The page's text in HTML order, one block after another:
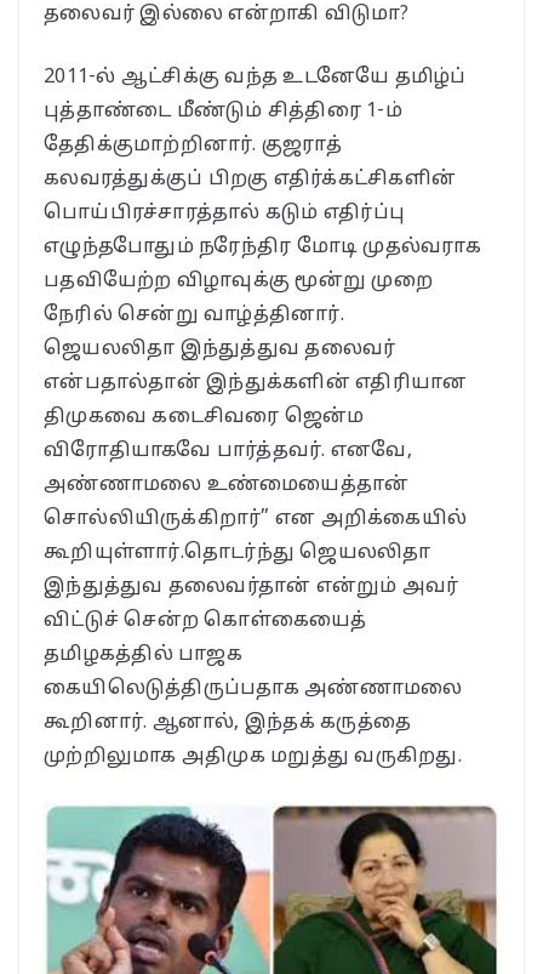
தலைவர் இல்லை என்றாகி விடுமா?
2011-ல் ஆட்சிக்கு வந்த உடனேயே தமிழ்ப்
புத்தாண்டை மீண்டும் சித்திரை 1-ம்
தேதிக்குமாற்றினார். குஜராத்
கலவரத்துக்குப் பிறகு எதிர்க்கட்சிகளின்
பொய்பிரச்சாரத்தால் கடும் எதிர்ப்பு
எழுந்தபோதும் நரேந்திர மோடி முதல்வராக
பதவியேற்ற விழாவுக்கு மூன்று முறை
நேரில் சென்று வாழ்த்தினார்.
ஜெயலலிதா இந்துத்துவ தலைவர்
என்பதால்தான் இந்துக்களின் எதிரியான
திமுகவை கடைசிவரை ஜென்ம
விரோதியாகவே பார்த்தவர். எனவே,
அண்ணாமலை உண்மையைத்தான்
சொல்லியிருக்கிறார்” என அறிக்கையில்
கூறியுள்ளார்.தொடர்ந்து ஜெயலலிதா
இந்துத்துவ தலைவர்தான் என்றும் அவர்
விட்டுச் சென்ற கொள்கையைத்
தமிழகத்தில் பாஜக
கையிலெடுத்திருப்பதாக அண்ணாமலை
கூறினார். ஆனால், இந்தக் கருத்தை
முற்றிலுமாக அதிமுக மறுத்து வருகிறது.